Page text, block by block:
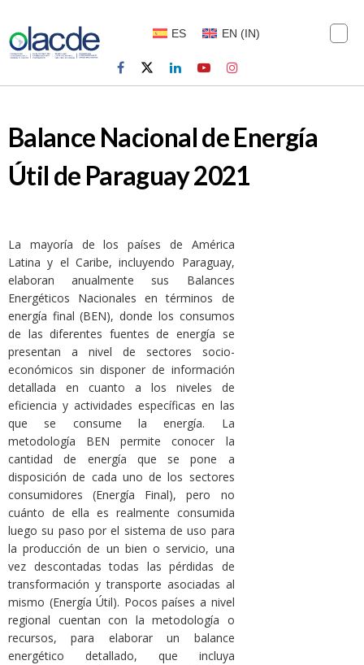
ES EN (IN)
Balance Nacional de Energía
Útil de Paraguay 2021
La mayoría de los países de América
Latina y el Caribe, incluyendo Paraguay,
elaboran anualmente sus Balances
Energéticos Nacionales en términos de
energía final (BEN), donde los consumos
de las diferentes fuentes de energía se
presentan a nivel de sectores socio-
económicos sin disponer de información
detallada en cuanto a los niveles de
eficiencia y actividades específicas en las
que se consume la energía. La
metodología BEN permite conocer la
cantidad de energía que se pone a
disposición de cada uno de los sectores
consumidores (Energía Final), pero no
cuánto de ella es realmente consumida
luego su paso por el sistema de uso para
la producción de un bien o servicio, una
vez descontadas todas las pérdidas de
transformación y transporte asociadas al
mismo (Energía Útil). Pocos países a nivel
regional cuentan con la metodología o
recursos, para elaborar un balance
energético detallado, que incluya